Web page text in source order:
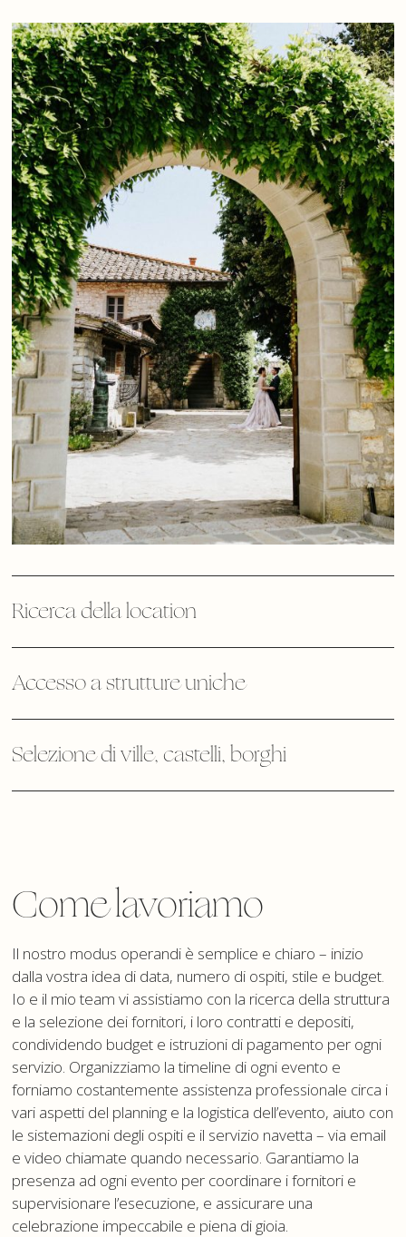
Ricerca della location
Accesso a strutture uniche
Selezione di ville, castelli, borghi
Come lavoriamo
Il nostro modus operandi è semplice e chiaro – inizio
dalla vostra idea di data, numero di ospiti, stile e budget.
Io e il mio team vi assistiamo con la ricerca della struttura
e la selezione dei fornitori, i loro contratti e depositi,
condividendo budget e istruzioni di pagamento per ogni
servizio. Organizziamo la timeline di ogni evento e
forniamo costantemente assistenza professionale circa i
vari aspetti del planning e la logistica dell’evento, aiuto con
le sistemazioni degli ospiti e il servizio navetta – via email
e video chiamate quando necessario. Garantiamo la
presenza ad ogni evento per coordinare i fornitori e
supervisionare l’esecuzione, e assicurare una
celebrazione impeccabile e piena di gioia.